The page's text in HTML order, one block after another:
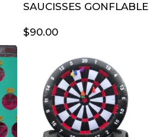
SAUCISSES GONFLABLE
$90.00